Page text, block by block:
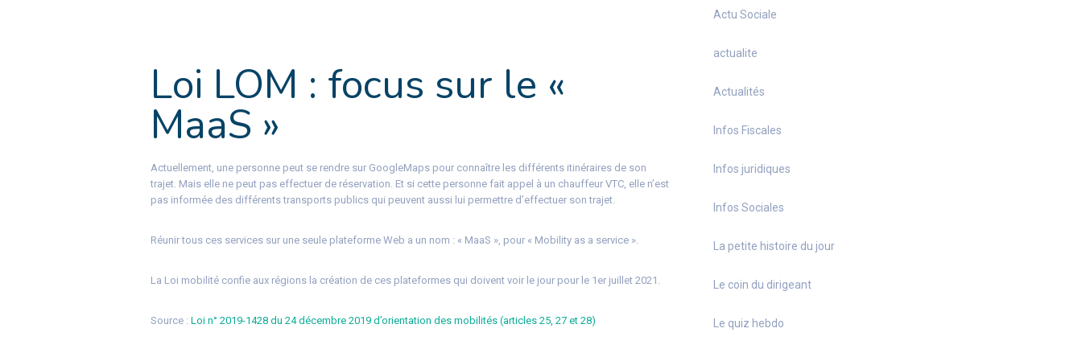
Loi LOM : focus sur le «
MaaS »
Actuellement, une personne peut se rendre sur GoogleMaps pour connaître les différents itinéraires de son
trajet. Mais elle ne peut pas effectuer de réservation. Et si cette personne fait appel à un chauffeur VTC, elle n’est
pas informée des différents transports publics qui peuvent aussi lui permettre d’effectuer son trajet.
Réunir tous ces services sur une seule plateforme Web a un nom : « MaaS », pour « Mobility as a service ».
La Loi mobilité confie aux régions la création de ces plateformes qui doivent voir le jour pour le 1er juillet 2021.
Source : Loi n° 2019-1428 du 24 décembre 2019 d’orientation des mobilités (articles 25, 27 et 28)
Actu Sociale
actualite
Actualités
Infos Fiscales
Infos juridiques
Infos Sociales
La petite histoire du jour
Le coin du dirigeant
Le quiz hebdo